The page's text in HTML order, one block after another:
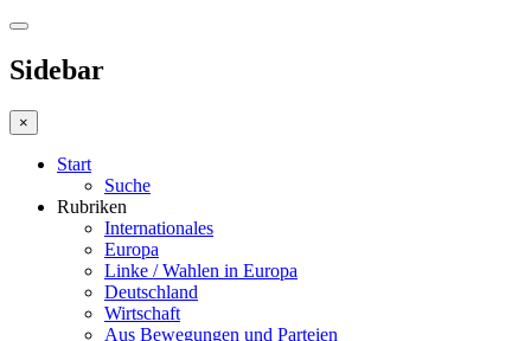
Sidebar
×
Start
Suche
Rubriken
Internationales
Europa
Linke / Wahlen in Europa
Deutschland
Wirtschaft
Aus Bewegungen und Parteien